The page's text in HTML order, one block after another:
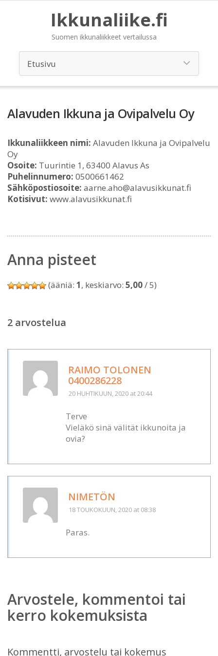
Ikkunaliike.fi
Suomen ikkunaliikkeet vertailussa
Alavuden Ikkuna ja Ovipalvelu Oy
Ikkunaliikkeen nimi: Alavuden Ikkuna ja Ovipalvelu
Oy
Osoite: Tuurintie 1, 63400 Alavus As
Puhelinnumero: 0500661462
Sähköpostiosoite: aarne.aho@alavusikkunat.fi
Kotisivut: www.alavusikkunat.fi
Anna pisteet
(ääniä: 1, keskiarvo: 5,00/ 5)
2 arvostelua
RAIMO TOLONEN
0400286228
20 HUHTIKUUN, 2020 at 20:44
Terve
Vieläkö sinä välität ikkunoita ja
ovia?
NIMETÖN
18 TOUKOKUUN, 2020 at 08:38
Paras.
Arvostele, kommentoi tai
kerro kokemuksista
Kommentti, arvostelu tai kokemus